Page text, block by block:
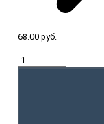
68.00 руб.